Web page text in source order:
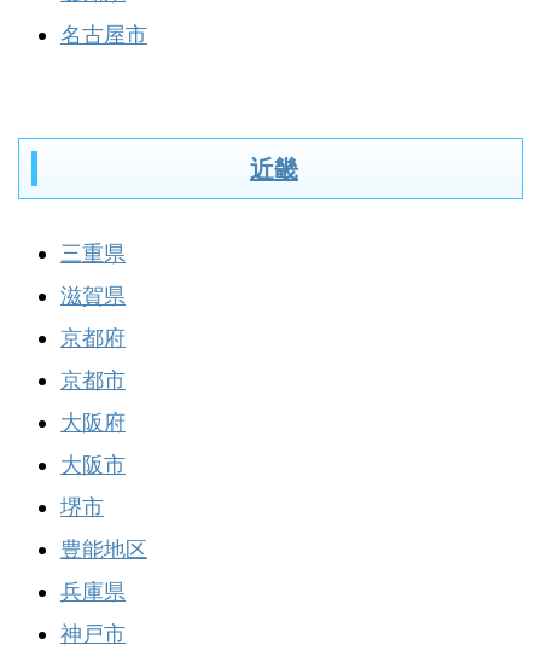
名古屋市
近畿
三重県
滋賀県
京都府
京都市
大阪府
大阪市
堺市
豊能地区
兵庫県
神戸市